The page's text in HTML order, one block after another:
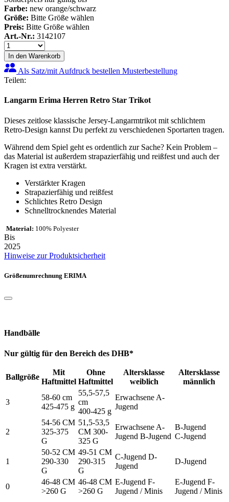
Farbe: new orange/schwarz
Größe: Bitte Größe wählen
Preis: Bitte Größe wählen
Art.-Nr.: 3142107
In den Warenkorb
Als Satz/mit Aufdruck bestellen Musterbestellung
Teilen:
Langarm Erima Herren Retro Star Trikot
Dieses zeitlose klassische Jersey-Langarmtrikot mit schlichtem
Retro-Design kannst Du perfekt zu verschiedenen Sportarten tragen.
Während dem Spiel geht es ordentlich zur Sache? Kein Problem –
das Material ist außerdem strapazierfähig und reißfest und auch der
Kragen ist extra verstärkt.
Verstärkter Kragen
Strapazierfähig und reißfest
Schlichtes Retro Design
Schnelltrocknendes Material
Material: 100% Polyester
Bis
2025
Hinweise zur Produktsicherheit
Größenumrechnung ERIMA
Handbälle
Nur gültig für den Bereich des DHB*
Ballgröße
Mit
Haftmittel
Ohne
Haftmittel
Altersklasse
weiblich
Altersklasse
männlich
3
58-60 cm
425-475 g
55,5-57,5
cm
400-425 g
Erwachsene A-
Jugend
2
54-56 CM
325-375
G
51,5-53,5
CM 300-
325 G
Erwachsene A-
Jugend B-Jugend
B-Jugend
C-Jugend
1
50-52 CM
290-330
G
49-51 CM
290-315
G
C-Jugend D-
Jugend
D-Jugend
0
46-48 CM
>260 G
46-48 CM
>260 G
E-Jugend F-
Jugend / Minis
E-Jugend F-
Jugend / Minis